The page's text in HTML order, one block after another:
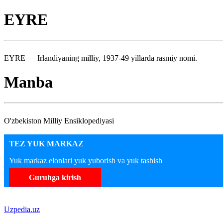
EYRE
EYRE — Irlandiyaning milliy, 1937-49 yillarda rasmiy nomi.
Manba
O'zbekiston Milliy Ensiklopediyasi
TEZ YUK MARKAZ
Yuk markaz elonlari yuk yuborish va yuk tashish
Guruhga kirish
Uzpedia.uz